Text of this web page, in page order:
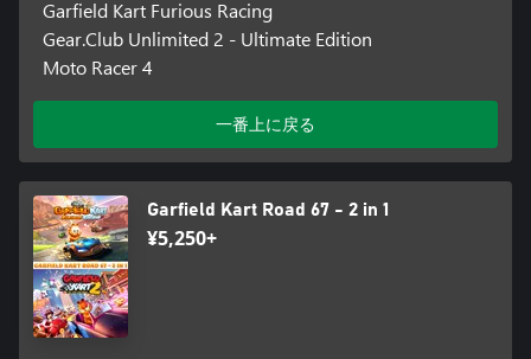
Garfield Kart Furious Racing
Gear.Club Unlimited 2 - Ultimate Edition
Moto Racer 4
一番上に戻る
Garfield Kart Road 67 - 2 in 1
¥5,250+